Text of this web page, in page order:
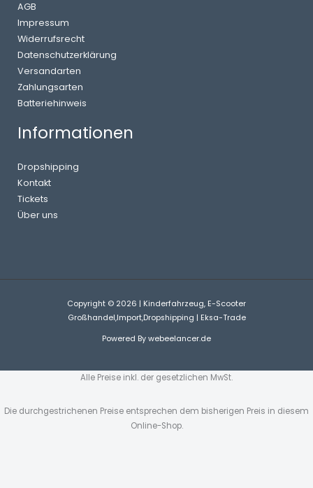
AGB
Impressum
Widerrufsrecht
Datenschutzerklärung
Versandarten
Zahlungsarten
Batteriehinweis
Informationen
Dropshipping
Kontakt
Tickets
Über uns
Copyright © 2026 | Kinderfahrzeug, E-Scooter
Großhandel,Import,Dropshipping | Eksa-Trade
Powered By webeelancer.de
Alle Preise inkl. der gesetzlichen MwSt.
Die durchgestrichenen Preise entsprechen dem bisherigen Preis in diesem
Online-Shop.